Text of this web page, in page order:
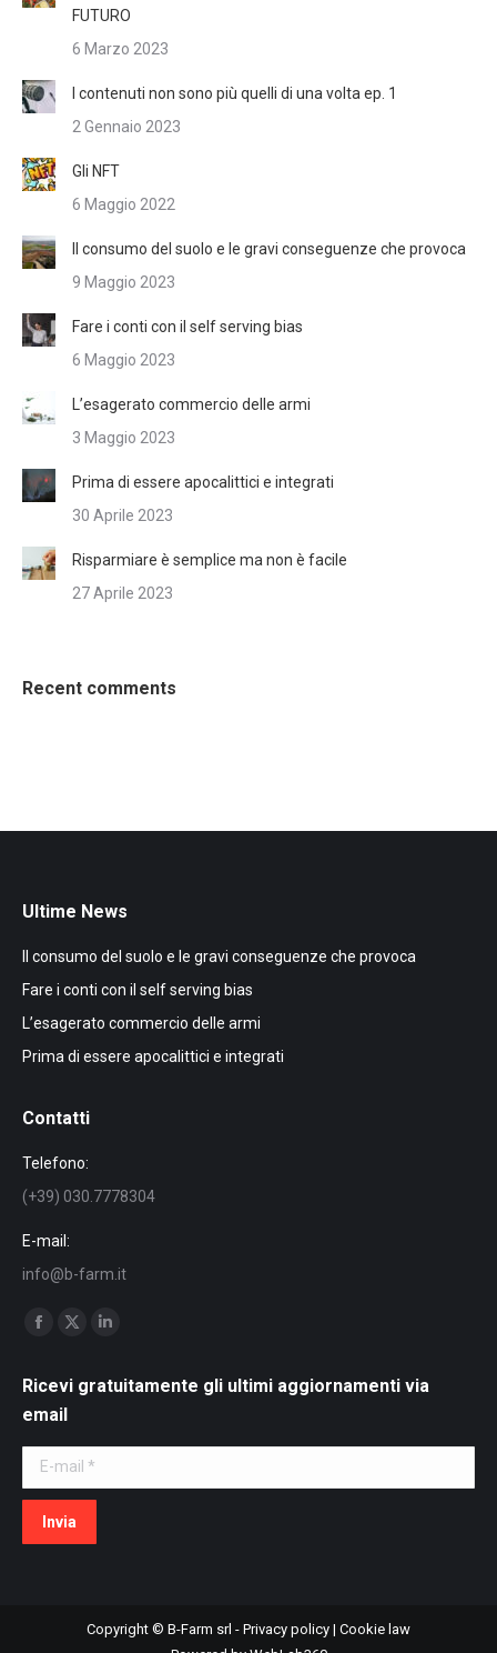
FUTURO
6 Marzo 2023
I contenuti non sono più quelli di una volta ep. 1
2 Gennaio 2023
Gli NFT
6 Maggio 2022
Il consumo del suolo e le gravi conseguenze che provoca
9 Maggio 2023
Fare i conti con il self serving bias
6 Maggio 2023
L’esagerato commercio delle armi
3 Maggio 2023
Prima di essere apocalittici e integrati
30 Aprile 2023
Risparmiare è semplice ma non è facile
27 Aprile 2023
Recent comments
Ultime News
Il consumo del suolo e le gravi conseguenze che provoca
Fare i conti con il self serving bias
L’esagerato commercio delle armi
Prima di essere apocalittici e integrati
Contatti
Telefono:
(+39) 030.7778304
E-mail:
info@b-farm.it
Find us on:
Facebook
opens
in
new
X
opens
new
opens
new
Ricevi gratuitamente gli ultimi aggiornamenti via
email
E-mail *
Invia
Copyright © B-Farm srl - Privacy policy | Cookie law